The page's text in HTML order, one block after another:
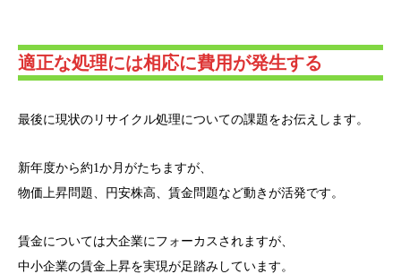
適正な処理には相応に費用が発生する
最後に現状のリサイクル処理についての課題をお伝えします。
新年度から約1か月がたちますが、
物価上昇問題、円安株高、賃金問題など動きが活発です。
賃金については大企業にフォーカスされますが、
中小企業の賃金上昇を実現が足踏みしています。